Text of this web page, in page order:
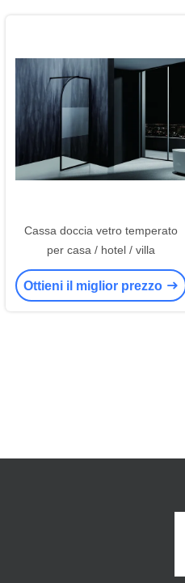
Cassa doccia vetro temperato
per casa / hotel / villa
Ottieni il miglior prezzo